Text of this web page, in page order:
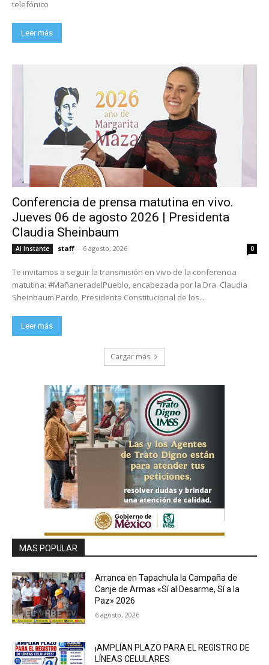
telefónico
Leer más
Conferencia de prensa matutina en vivo.
Jueves 06 de agosto 2026 | Presidenta
Claudia Sheinbaum
Al Instante staff - 6 agosto, 2026 0
Te invitamos a seguir la transmisión en vivo de la conferencia
matutina: #MañaneradelPueblo, encabezada por la Dra. Claudia
Sheinbaum Pardo, Presidenta Constitucional de los...
Leer más
Cargar más
MAS POPULAR
Arranca en Tapachula la Campaña de
Canje de Armas «Sí al Desarme, Sí a la
Paz» 2026
6 agosto, 2026
¡AMPLÍAN PLAZO PARA EL REGISTRO DE
LÍNEAS CELULARES